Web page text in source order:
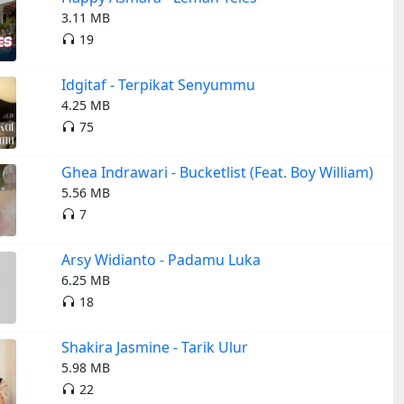
3.11 MB
19
Idgitaf - Terpikat Senyummu
4.25 MB
75
Ghea Indrawari - Bucketlist (Feat. Boy William)
5.56 MB
7
Arsy Widianto - Padamu Luka
6.25 MB
18
Shakira Jasmine - Tarik Ulur
5.98 MB
22